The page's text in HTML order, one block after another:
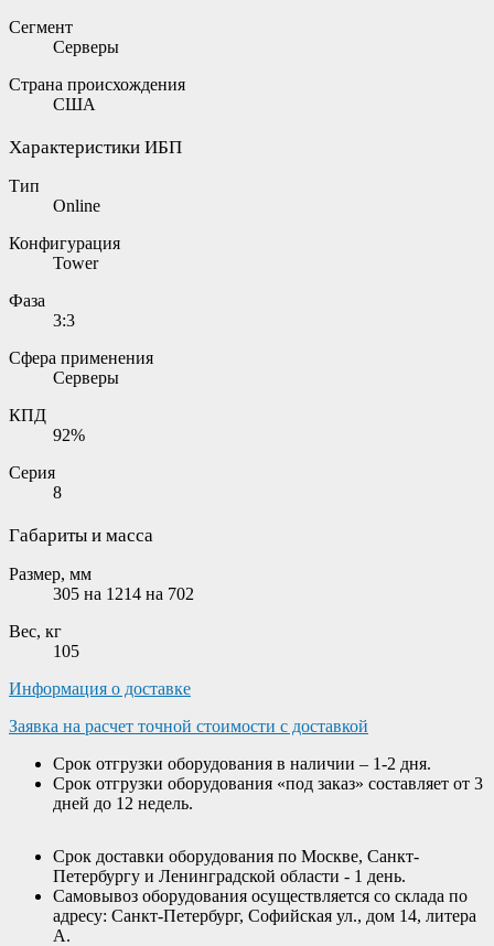
Сегмент
Серверы
Страна происхождения
США
Характеристики ИБП
Тип
Online
Конфигурация
Tower
Фаза
3:3
Сфера применения
Серверы
КПД
92%
Серия
8
Габариты и масса
Размер, мм
305 на 1214 на 702
Вес, кг
105
Информация о доставке
Заявка на расчет точной стоимости с доставкой
Срок отгрузки оборудования в наличии – 1-2 дня.
Срок отгрузки оборудования «под заказ» составляет от 3
дней до 12 недель.
Срок доставки оборудования по Москве, Санкт-
Петербургу и Ленинградской области - 1 день.
Самовывоз оборудования осуществляется со склада по
адресу: Санкт-Петербург, Софийская ул., дом 14, литера
А.